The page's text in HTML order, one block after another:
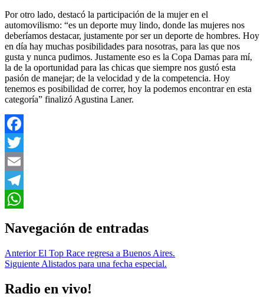
Por otro lado, destacó la participación de la mujer en el
automovilismo: “es un deporte muy lindo, donde las mujeres nos
deberíamos destacar, justamente por ser un deporte de hombres. Hoy
en día hay muchas posibilidades para nosotras, para las que nos
gusta y nunca pudimos. Justamente eso es la Copa Damas para mí,
la de la oportunidad para las chicas que siempre nos gustó esta
pasión de manejar; de la velocidad y de la competencia. Hoy
tenemos es posibilidad de correr, hoy la podemos encontrar en esta
categoría” finalizó Agustina Laner.
Facebook
Twitter
Email
Telegram
Navegación de entradas
AnteriorEl Top Race regresa a Buenos Aires.
Siguiente Alistados para una fecha especial.
Radio en vivo!